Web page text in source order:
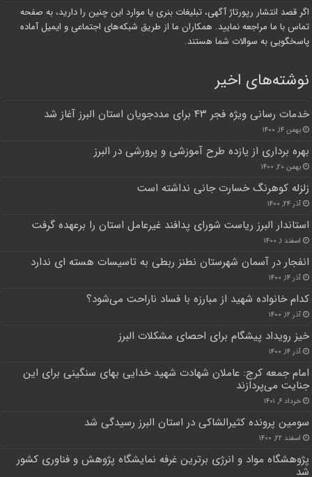
اگر قصد انتشار رپورتاژ آگهی، تبلیغات بنری یا موارد این چنین را دارید، به صفحه
تماس با ما مراجعه نمایید. همکاران ما از طریق شبکه‌های اجتماعی و ایمیل آماده
پاسخگویی به سوالات شما هستند.
نوشته‌های اخیر
خدمات رسانی ویژه فجر ۴۳ برای مددجویان استان البرز آغاز شد
بهمن ۱۴, ۱۴۰۰
بهره برداری از یازده طرح آموزشی و پرورشی در البرز
بهمن ۲۰, ۱۴۰۰
زلزله کوهرنگ خسارت جانی نداشته است
آذر ۲۴, ۱۴۰۰
استاندار البرز ریاست شورای پدافند غیرعامل استان را برعهده گرفت
اسفند ۱, ۱۴۰۰
انفجار در آسمان شهرستان نطنز ربطی به تاسیسات هسته ای ندارد
آذر ۱۴, ۱۴۰۰
کدام خانواده شهید از مبارزه با فساد ناراحت می‌شود؟
آذر ۱۲, ۱۴۰۰
خیز رویداد پیشگام برای احصای مشکلات البرز
آذر ۱۴, ۱۴۰۰
امام جمعه کرج: عاملان شهادت شهید خدایی بهای سنگینی برای این
جنایت می‌پردازند
خرداد ۶, ۱۴۰۱
سومین پرونده کثیرالشاکی در استان البرز رسیدگی شد
اسفند ۲۲, ۱۴۰۰
پژوهشگاه مواد و انرژی برترین غرفه نمایشگاه پژوهش و فناوری کشور
شد